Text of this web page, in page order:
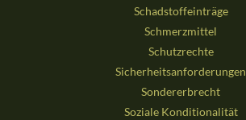
Schadstoffeinträge
Schmerzmittel
Schutzrechte
Sicherheitsanforderungen
Sondererbrecht
Soziale Konditionalität